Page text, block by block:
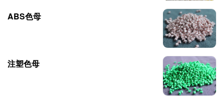
ABS色母
注塑色母